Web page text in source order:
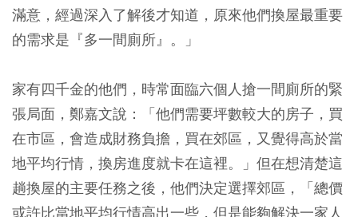
滿意，經過深入了解後才知道，原來他們換屋最重要
的需求是『多一間廁所』。」
家有四千金的他們，時常面臨六個人搶一間廁所的緊
張局面，鄭嘉文說：「他們需要坪數較大的房子，買
在市區，會造成財務負擔，買在郊區，又覺得高於當
地平均行情，換房進度就卡在這裡。」但在想清楚這
趟換屋的主要任務之後，他們決定選擇郊區，「總價
或許比當地平均行情高出一些，但是能夠解決一家人